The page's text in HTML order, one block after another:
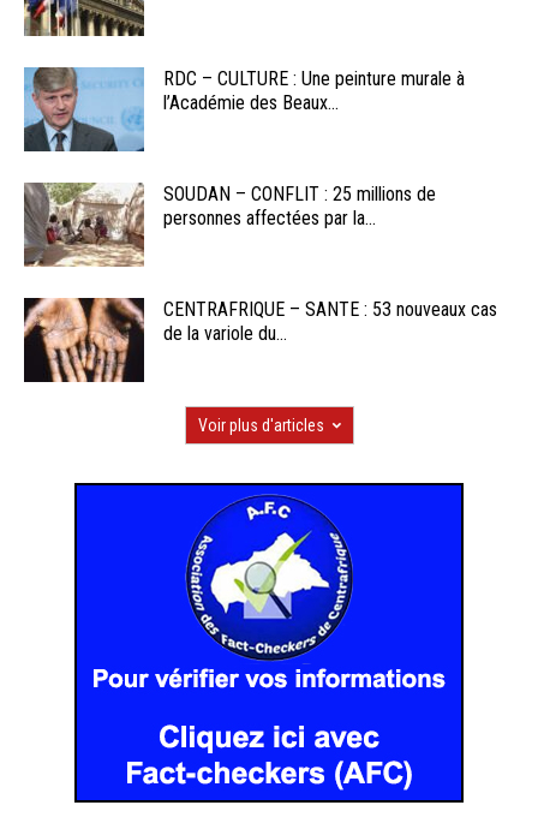
RDC – CULTURE : Une peinture murale à
l’Académie des Beaux...
SOUDAN – CONFLIT : 25 millions de
personnes affectées par la...
CENTRAFRIQUE – SANTE : 53 nouveaux cas
de la variole du...
Voir plus d'articles